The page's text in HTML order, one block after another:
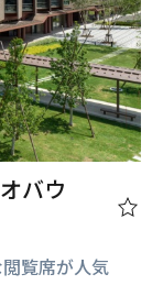
バウ
覧席が人気